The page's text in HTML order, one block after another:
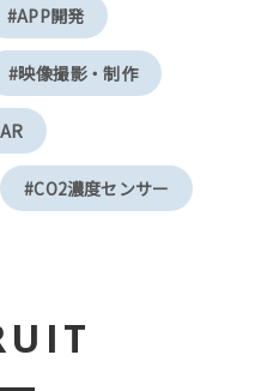
#APP開発
#映像撮影・制作
#CO2濃度センサー